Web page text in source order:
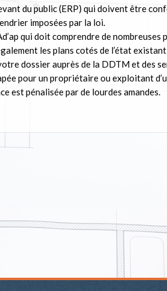
du public (ERP) qui doivent être
imposées par la loi.
qui doit comprendre de nombreuses
les plans cotés de l’état
dossier auprès de la DDTM et des
pour un propriétaire ou exploitant
est pénalisée par de lourdes amandes.